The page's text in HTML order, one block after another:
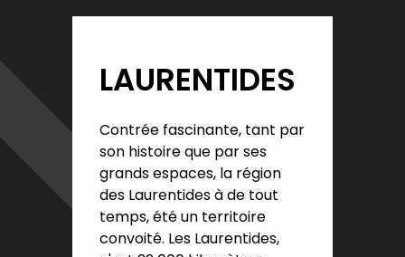
LAURENTIDES
Contrée fascinante, tant par
son histoire que par ses
grands espaces, la région
des Laurentides à de tout
temps, été un territoire
convoité. Les Laurentides,